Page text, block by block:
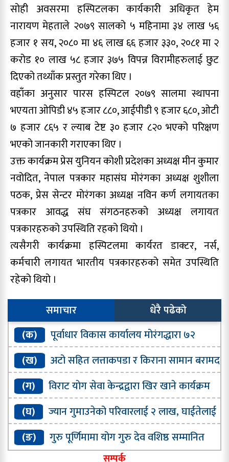
सोही अवसरमा हस्पिटलका कार्यकारी अधिकृत हेम
नारायण मेहताले २०७९ सालको ५ महिनामा ३४ लाख ५६
हजार १ सय, २०८० मा ४६ लाख ६६ हजार ३३०, २०८१ मा २
करोड १० लाख ५८ हजार ३७५ विपन्न विरामीहरुलाई छुट
दिएको तथ्याँक प्रस्तुत गरेका थिए ।
वहाँका अनुसार पारस हस्पिटल २०७९ सालमा स्थापना
भएयता ओपिडी ४५ हजार ८८०, आईपीडी ९ हजार ६८०, ओटी
७ हजार ८६५ र ल्याब टेष्ट ३० हजार ८२० भएको परिक्षण
भएको जानकारी गराएका थिए ।
उक्त कार्यक्रम प्रेस युनियन कोशी प्रदेशका अध्यक्ष मीन कुमार
नवोदित, नेपाल पत्रकार महासंघ मोरंगका अध्यक्ष शुशीला
पठक, प्रेस सेन्टर मोरंगका अध्यक्ष नविन कर्ण लगायतका
पत्रकार आवद्ध संघ संगठनहरुको अध्यक्ष लगायत
पत्रकारहरुको उपस्थिति रहको थियो ।
त्यसैगरी कार्यक्रमा हस्पिटलमा कार्यरत डाक्टर, नर्स,
कर्मचारी लगायत भारतीय पत्रकारहरुको समेत उपस्थिति
रहेको थियो ।
समाचार
धेरै पढेको
(क)
पूर्वाधार विकास कार्यालय मोरंगद्धारा ७२
प्रतिशत भौतिक प्रगति
(ख)
अटो सहित लत्ताकपडा र किराना सामान बरामद
(ग)
विराट याेग सेवा केन्द्रद्वारा खिर खाने कार्यक्रम
सम्पन्न
(घ)
ज्यान गुमाउनेको परिवारलाई २ लाख, घाईतेलाई
५० हजार सहयाेग गर्ने घाेषणा
(ङ) गुरु पूर्णिमामा योग गुरु देव वशिष्ठ सम्मानित
सम्पर्क